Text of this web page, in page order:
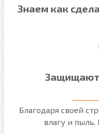
Знаем как
Защищают
Благодаря своей
влагу и пыль.